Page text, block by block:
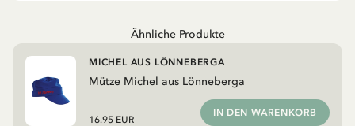
Ähnliche Produkte
Mütze Michel aus Lönneberga
MICHEL AUS LÖNNEBERGA
16.95 EUR
IN DEN WARENKORB